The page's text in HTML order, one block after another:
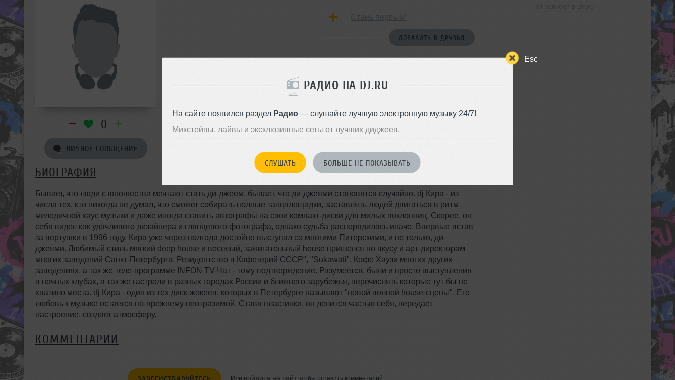
Esc
РАДИО НА DJ.RU
На сайте появился раздел Радио— слушайте лучшую электронную музыку 24/7!
Микстейпы, лайвы и эксклюзивные сеты от лучших диджеев.
СЛУШАТЬ БОЛЬШЕ НЕ ПОКАЗЫВАТЬ
0
ЛИЧНОЕ СООБЩЕНИЕ
ДОБАВИТЬ В ДРУЗЬЯ
БИОГРАФИЯ
Бывает, что люди с юношества мечтают стать ди-джеем, бывает, что ди-джеями становятся случайно. dj Кира - из
числа тех, кто никогда не думал, что сможет собирать полные танцплощадки, заставлять людей двигаться в ритм
мелодичной хаус музыки и даже иногда ставить автографы на свои компакт-диски для милых поклонниц. Скорее, он
себя видел как удачливого дизайнера и глянцевого фотографа, однако судьба распорядилась иначе. Впервые встав
за вертушки в 1996 году, Кира уже через полгода достойно выступал со многими Питерскими, и не только, ди-
джеями. Любимый стиль мягкий deep house и веселый, зажигательный house пришелся по вкусу и арт-директорам
многих заведений Санкт-Петербурга. Резидентство в Кафетерий СССР", "Sukawati", Кофе Хаузи многих других
заведениях, а так же теле-программе INFON TV-Чат - тому подтверждение. Разумеется, были и просто выступления
в ночных клубах, а так же гастроли в разных городах России и ближнего зарубежья, перечислять которые тут бы не
хватило места. dj Кира - один из тех диск-жокеев, которых в Петербурге называют "новой волной house-сцены". Его
любовь к музыке остается по-прежнему неотразимой. Ставя пластинки, он делится частью себя, передает
настроение, создает атмосферу.
КОММЕНТАРИИ
Или войдите на сайтчтобы оставить комментарий